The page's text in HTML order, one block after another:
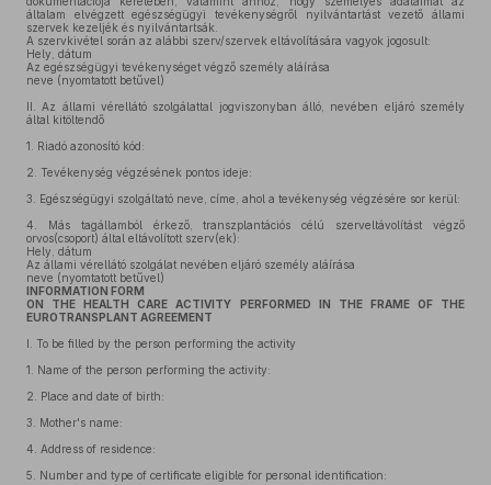
általam elvégzett egészségügyi tevékenységről nyilvántartást vezető állami
szervek kezeljék és nyilvántartsák.
A szervkivétel során az alábbi szerv/szervek eltávolítására vagyok jogosult:
Hely, dátum
Az egészségügyi tevékenységet végző személy aláírása
neve (nyomtatott betűvel)
II.
Az állami vérellátó szolgálattal jogviszonyban álló, nevében eljáró személy
által kitöltendő
1.
Riadó azonosító kód:
2.
Tevékenység végzésének pontos ideje:
3.
Egészségügyi szolgáltató neve, címe, ahol a tevékenység végzésére sor kerül:
4.
Más tagállamból érkező, transzplantációs célú szerveltávolítást végző
orvos(csoport) által eltávolított szerv(ek):
Hely, dátum
Az állami vérellátó szolgálat nevében eljáró személy aláírása
neve (nyomtatott betűvel)
INFORMATION FORM
ON THE HEALTH CARE ACTIVITY PERFORMED IN THE FRAME OF THE
EUROTRANSPLANT AGREEMENT
I.
To be filled by the person performing the activity
1.
Name of the person performing the activity:
2.
Place and date of birth:
3.
Mother's name:
4. Address of residence:
5.
Number and type of certificate eligible for personal identification: